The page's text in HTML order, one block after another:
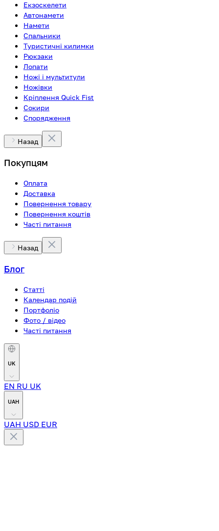
Екзоскелети
Автонамети
Намети
Спальники
Туристичні килимки
Рюкзаки
Лопати
Ножі і мультитули
Ножівки
Кріплення Quick Fist
Сокири
Спорядження
Назад
Покупцям
Оплата
Доставка
Повернення товару
Повернення коштів
Часті питання
Назад
Блог
Статті
Календар подій
Портфоліо
Фото / відео
Часті питання
UK
EN RU UK
UAH
UAH USD EUR